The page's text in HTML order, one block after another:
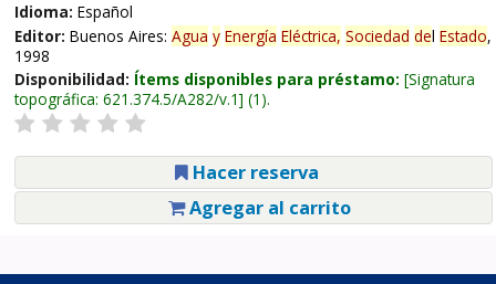
Idioma: Español
Editor: Buenos Aires: Agua y Energía Eléctrica, Sociedad del Estado,
1998
Disponibilidad: Ítems disponibles para préstamo: Signatura
topográfica: 621.374.5/A282/v.1 (1).
Hacer reserva
Agregar al carrito